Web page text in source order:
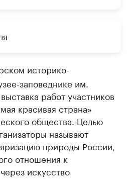
историко-
заповеднике им.
работ участников
красивая страна»
общества. Целью
называют
природы России,
отношения к
искусство